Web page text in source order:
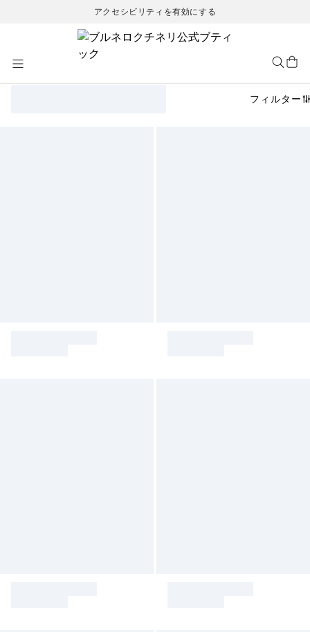
アクセシビリティを有効にする
Content
フィルター